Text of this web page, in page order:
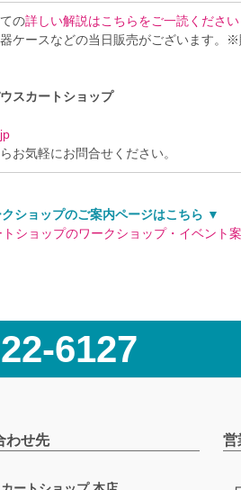
の詳しい解説はこちらをご一読ください
ケースなどの当日販売がございます。
スカートショップ
お気軽にお問合せください。
ショップのご案内ページはこちら ▼
6127
わせ先 営